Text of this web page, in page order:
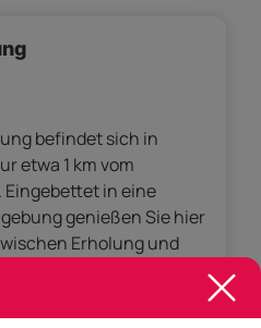
befindet sich in
etwa 1 km vom
in eine
genießen Sie hier
Erholung und
ermöglicht eine
Autobahnanschlüsse